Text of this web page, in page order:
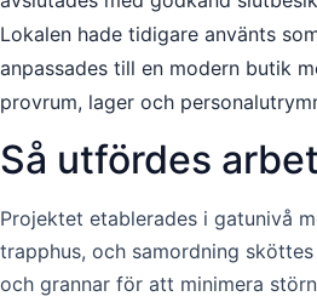
Lokalen hade tidigare använts
anpassades till en modern butik
provrum, lager och
Så utfördes
Projektet etablerades i gatunivå
trapphus, och samordning
och grannar för att minimera